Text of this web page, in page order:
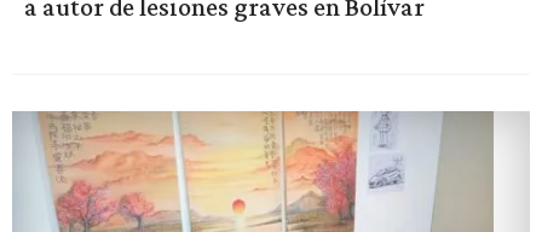
a autor de lesiones graves en Bolívar